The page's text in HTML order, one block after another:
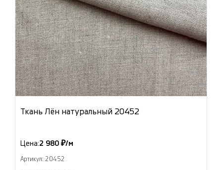
Ткань Лён натуральный 20452
Цена:2 980 ₽/м
Артикул: 20452